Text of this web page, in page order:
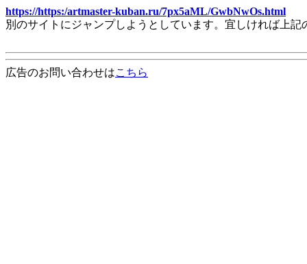
https://https:/artmaster-kuban.ru/7px5aML/GwbNwOs.html
別のサイトにジャンプしようとしています。宜しければ上
広告のお問い合わせはこちら